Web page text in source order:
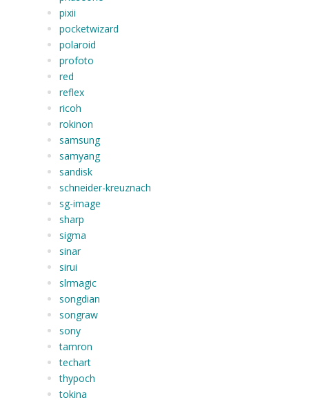
pixii
pocketwizard
polaroid
profoto
red
reflex
ricoh
rokinon
samsung
samyang
sandisk
schneider-kreuznach
sg-image
sharp
sigma
sinar
sirui
slrmagic
songdian
songraw
sony
tamron
techart
thypoch
tokina